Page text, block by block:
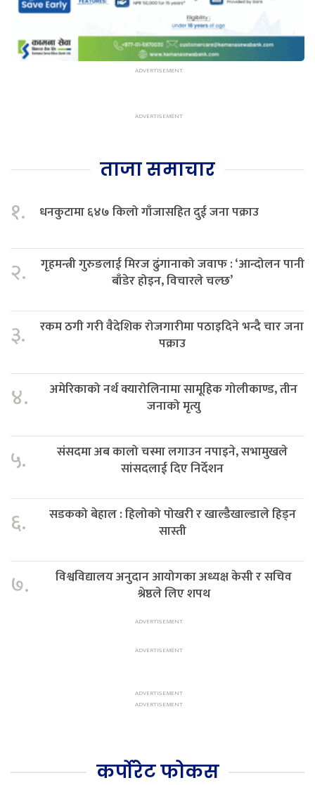
ताजा समाचार
१. धनकुटामा ६४७ किलो गाँजासहित दुई जना पक्राउ
२.
गृहमन्त्री गुरुङलाई मिरज ढुंगानाको जवाफ : ‘आन्दोलन पानी
बाँडेर होइन, विचारले चल्छ’
३.
रकम ठगी गरी वैदेशिक रोजगारीमा पठाइदिने भन्दै चार जना
पक्राउ
४.
अमेरिकाको नर्थ क्यारोलिनामा सामूहिक गोलीकाण्ड, तीन
जनाको मृत्यु
५.
संसदमा अब कालो चस्मा लगाउन नपाइने, सभामुखले
सांसदलाई दिए निर्देशन
६.
सडकको बेहाल : हिलोको पोखरी र खाल्डैखाल्डाले हिड्न
सास्ती
७.
विश्वविद्यालय अनुदान आयोगका अध्यक्ष केसी र सचिव
श्रेष्ठले लिए शपथ
कर्पोरेट फोकस